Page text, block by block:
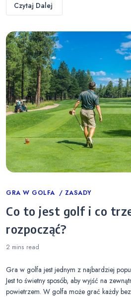
Czytaj Dalej
Categories
GRA W GOLFA ZASADY
Co to jest golf i co
rozpocząć?
2 mins read
Gra w golfa jest jednym z najbardziej
Jest to świetny sposób, aby wyjść na
powietrzem. W golfa może grać każdy